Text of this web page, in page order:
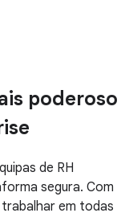
poderoso
de RH
segura. Com
em todas